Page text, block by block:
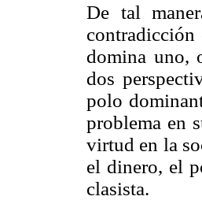
De tal
contradicción
domina uno,
dos
polo
problema en
virtud en la
el dinero, el
clasista.